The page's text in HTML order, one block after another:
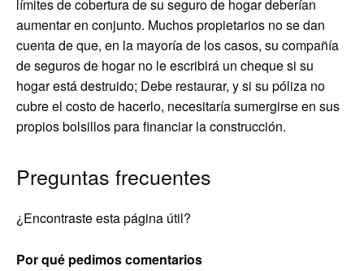
límites de cobertura de su seguro de hogar deberían
aumentar en conjunto. Muchos propietarios no se dan
cuenta de que, en la mayoría de los casos, su compañía
de seguros de hogar no le escribirá un cheque si su
hogar está destruido; Debe restaurar, y si su póliza no
cubre el costo de hacerlo, necesitaría sumergirse en sus
propios bolsillos para financiar la construcción.
Preguntas frecuentes
¿Encontraste esta página útil?
Por qué pedimos comentarios